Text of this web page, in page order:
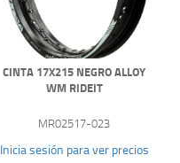
CINTA 17X215 NEGRO ALLOY
WM RIDEIT
MR02517-023
Inicia sesión para ver precios